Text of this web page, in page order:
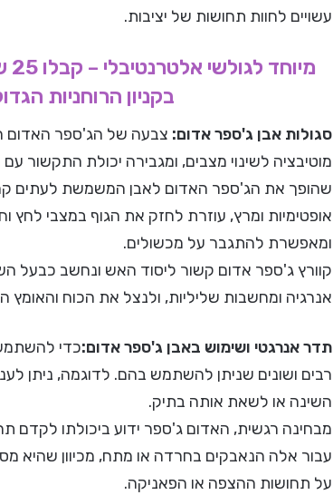
עשויים לחוות תחושות של יציבות.
בקניון הרוחניות
סגולות אבן ג'ספר אדום: צבעה של הג'ספר האדום
מוטיבציה לשינוי מצבים, ומגבירה יכולת התקשור
שהופך את הג'ספר האדום לאבן המשמשת לעתים
אופטימיות ומרץ, עוזרת לחזק את הגוף במצבי
ומאפשרת להתגבר על מכשולים.
קוורץ ג'ספר אדום קשור ליסוד האש ונחשב כבעל
אנרגיה ומחשבות שליליות, ולנצל את הכוח והאומץ
תדר אנרגטי ושימוש באבן ג'ספר אדום:כדי להשתמש
רבים ושונים שניתן להשתמש בהם. לדוגמה, ניתן
השינה או לשאת אותה בתיק.
מבחינה רגשית, האדום ג'ספר ידוע ביכולתו לקדם
עבור אלה הנאבקים בחרדה או מתח, מכיוון שהיא
על תחושות ההצפה או הפאניקה.